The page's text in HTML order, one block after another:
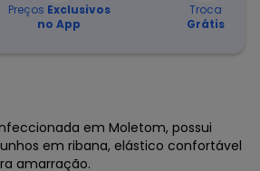
Preços Exclusivos
no App
Troca
Grátis
em Moletom, possui
em ribana, elástico confortável
amarração.